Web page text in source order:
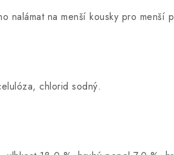
nalámat na menší kousky pro menší
chlorid sodný.